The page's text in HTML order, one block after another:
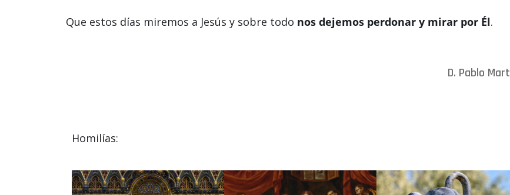
Que estos días miremos a Jesús y sobre todo nos dejemos perdonar y mirar por Él.
D. Pablo
Homilías: